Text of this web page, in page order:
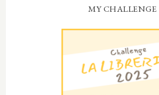
MY CHALLENGE